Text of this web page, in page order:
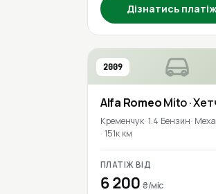
Дізнатись платіж
2009
Alfa RomeoMito·
Кременчук 1.4 Бензин
151к км
ПЛАТІЖ ВІД
6 200₴/міс